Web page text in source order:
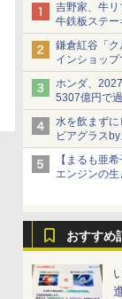
吉野家、牛
牛鉄板ステ
鎌倉紅谷「ク
インショッ
ホンダ、
5307億円で
水を飲まずに
ビアグラスby
【まるも亜
エンジンの生
おすすめ